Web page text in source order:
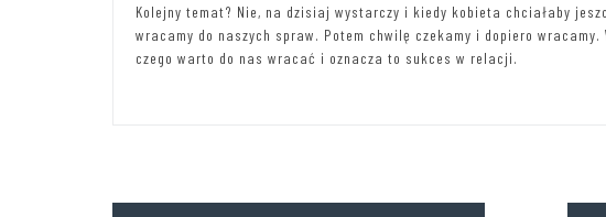
Kolejny temat? Nie, na dzisiaj wystarczy i kiedy kobieta chciałaby
wracamy do naszych spraw. Potem chwilę czekamy i dopiero
czego warto do nas wracać i oznacza to sukces w relacji.